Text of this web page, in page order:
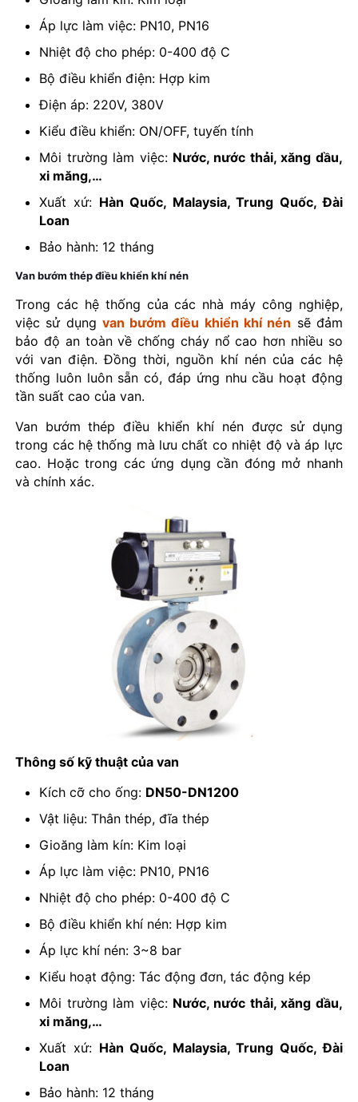
Áp lực làm việc: PN10, PN16
Nhiệt độ cho phép: 0-400 độ C
Bộ điều khiển điện: Hợp kim
Điện áp: 220V, 380V
Kiểu điều khiển: ON/OFF, tuyến tính
Môi trường làm việc: Nước, nước thải, xăng dầu,
xi măng,…
Xuất xứ: Hàn Quốc, Malaysia, Trung Quốc, Đài
Loan
Bảo hành: 12 tháng
Van bướm thép điều khiển khí nén
Trong các hệ thống của các nhà máy công nghiệp,
việc sử dụng van bướm điều khiển khí nén sẽ đảm
bảo độ an toàn về chống cháy nổ cao hơn nhiều so
với van điện. Đồng thời, nguồn khí nén của các hệ
thống luôn luôn sẵn có, đáp ứng nhu cầu hoạt động
tần suất cao của van.
Van bướm thép điều khiển khí nén được sử dụng
trong các hệ thống mà lưu chất co nhiệt độ và áp lực
cao. Hoặc trong các ứng dụng cần đóng mở nhanh
và chính xác.
Thông số kỹ thuật của van
Kích cỡ cho ống: DN50-DN1200
Vật liệu: Thân thép, đĩa thép
Gioăng làm kín: Kim loại
Áp lực làm việc: PN10, PN16
Nhiệt độ cho phép: 0-400 độ C
Bộ điều khiển khí nén: Hợp kim
Áp lực khí nén: 3~8 bar
Kiểu hoạt động: Tác động đơn, tác động kép
Môi trường làm việc: Nước, nước thải, xăng dầu,
xi măng,…
Xuất xứ: Hàn Quốc, Malaysia, Trung Quốc, Đài
Loan
Bảo hành: 12 tháng